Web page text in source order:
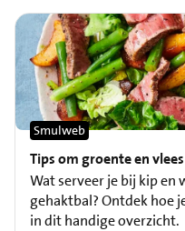
Tips om groente en
Smulweb
Wat serveer je bij kip en
gehaktbal? Ontdek hoe
in dit handige overzicht.